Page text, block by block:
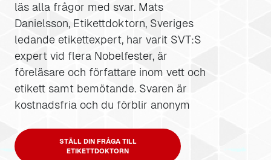
läs alla frågor med svar. Mats
Danielsson, Etikettdoktorn, Sveriges
ledande etikettexpert, har varit SVT:S
expert vid flera Nobelfester, är
föreläsare och författare inom vett och
etikett samt bemötande. Svaren är
kostnadsfria och du förblir anonym
STÄLL DIN FRÅGA TILL
ETIKETTDOKTORN